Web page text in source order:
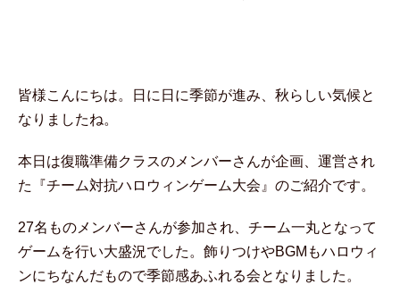
皆様こんにちは。日に日に季節が進み、秋らしい気候と
なりましたね。
本日は復職準備クラスのメンバーさんが企画、運営され
た『チーム対抗ハロウィンゲーム大会』のご紹介です。
27名ものメンバーさんが参加され、チーム一丸となって
ゲームを行い大盛況でした。飾りつけやBGMもハロウィ
ンにちなんだもので季節感あふれる会となりました。